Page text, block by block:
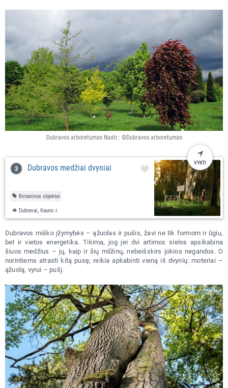
Dubravos arboretumas Nuotr.: ©Dubravos arboretumas
Dubravos medžiai dvyniai
Botaniniai objektai
Dubravai, Kauno r.
VYKTI
Dubravos miško įžymybės – ąžuolas ir pušis, žavi ne tik formom ir ūgiu,
bet ir vietos energetika. Tikima, jog jei dvi artimos sielos apsikabina
šiuos medžius – jų, kaip ir šių milžinų, nebeišskirs jokios negandos. O
norintiems atrasti kitą pusę, reikia apkabinti vieną iš dvynių: moteriai –
ąžuolą, vyrui – pušį.